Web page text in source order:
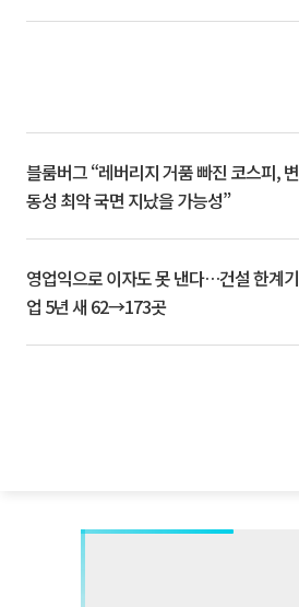
블룸버그 “레버리지 거품 빠진 코스피, 변
동성 최악 국면 지났을 가능성”
영업익으로 이자도 못 낸다…건설 한계기
업 5년 새 62→173곳